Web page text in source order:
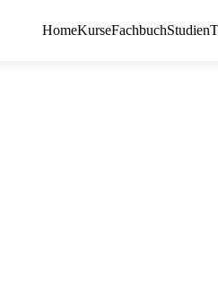
HomeKurseFachbuchStudien